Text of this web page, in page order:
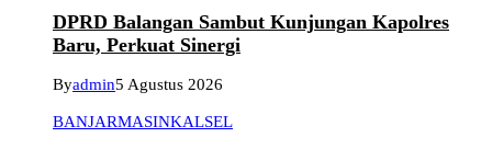
DPRD Balangan Sambut Kunjungan Kapolres
Baru, Perkuat Sinergi
Byadmin5 Agustus 2026
BANJARMASINKALSEL